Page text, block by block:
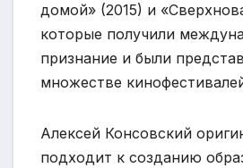
домой» (2015) и
которые получили
признание и были
множестве
Алексей Консовский
подходит к созданию